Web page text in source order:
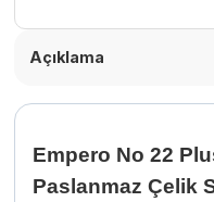
Açıklama
Empero No 22
Paslanmaz Çelik